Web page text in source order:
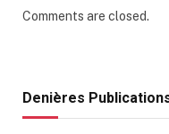
Comments are closed.
Denières